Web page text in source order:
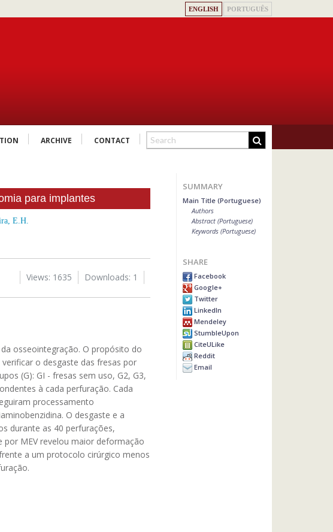
ENGLISH PORTUGUÊS
ARCHIVE CONTACT
para implantes
E.H.
Downloads: 1
Views: 1635
osseointegração. O propósito do
o desgaste das fresas por
(G): GI - fresas sem uso, G2, G3,
à cada perfuração. Cada
processamento
O desgaste e a
durante as 40 perfurações,
por MEV revelou maior deformação
a um protocolo cirúrgico menos
SUMMARY
Main Title (Portuguese)
Authors
Abstract (Portuguese)
Keywords (Portuguese)
SHARE
Facebook
Google+
Twitter
LinkedIn
Mendeley
StumbleUpon
CiteULike
Reddit
Email